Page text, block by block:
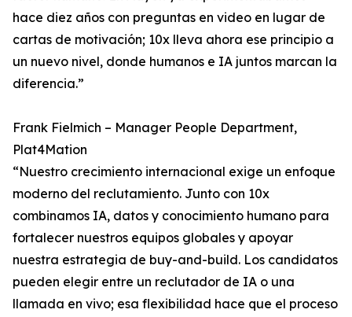
hace diez años con preguntas en video en lugar de
cartas de motivación; 10x lleva ahora ese principio a
un nuevo nivel, donde humanos e IA juntos marcan la
diferencia.”
Frank Fielmich – Manager People Department,
Plat4Mation
“Nuestro crecimiento internacional exige un enfoque
moderno del reclutamiento. Junto con 10x
combinamos IA, datos y conocimiento humano para
fortalecer nuestros equipos globales y apoyar
nuestra estrategia de buy-and-build. Los candidatos
pueden elegir entre un reclutador de IA o una
llamada en vivo; esa flexibilidad hace que el proceso